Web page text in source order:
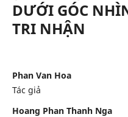
DƯỚI GÓC
TRI NHẬN
Phan Van Hoa
Tác giả
Hoang Phan Thanh Nga